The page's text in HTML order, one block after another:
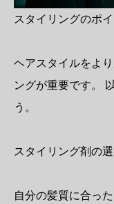
スタイリングのポイ
ヘアスタイルをよ
ングが重要です。
う。
スタイリング剤の
自分の髪質に合っ